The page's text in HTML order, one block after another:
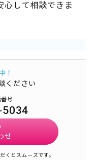
心して相談できま
！
ください
号
せ
とスムーズです。